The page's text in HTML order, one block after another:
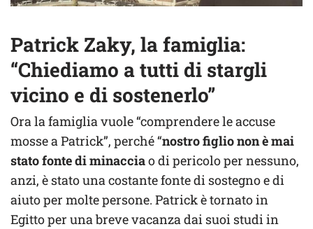
Patrick Zaky, la famiglia:
“Chiediamo a tutti di stargli
vicino e di sostenerlo”
Ora la famiglia vuole “comprendere le accuse
mosse a Patrick”, perché “nostro figlio non è mai
stato fonte di minacciao di pericolo per nessuno,
anzi, è stato una costante fonte di sostegno e di
aiuto per molte persone. Patrick è tornato in
Egitto per una breve vacanza dai suoi studi in